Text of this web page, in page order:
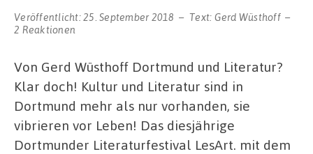
Veröffentlicht:25. September 2018 Text: Gerd Wüsthoff
2 Reaktionen
Von Gerd Wüsthoff Dortmund und Literatur?
Klar doch! Kultur und Literatur sind in
Dortmund mehr als nur vorhanden, sie
vibrieren vor Leben! Das diesjährige
Dortmunder Literaturfestival LesArt. mit dem